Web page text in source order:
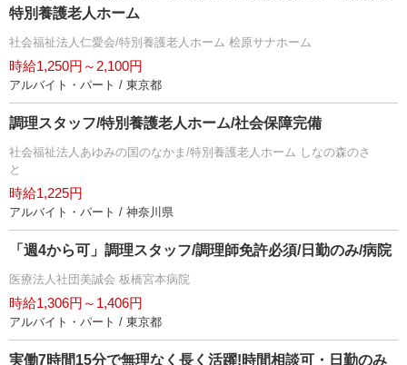
特別養護老人ホーム
社会福祉法人仁愛会/特別養護老人ホーム 桧原サナホーム
時給1,250円～2,100円
アルバイト・パート / 東京都
調理スタッフ/特別養護老人ホーム/社会保障完備
社会福祉法人あゆみの国のなかま/特別養護老人ホーム しなの森のさ
と
時給1,225円
アルバイト・パート / 神奈川県
「週4から可」調理スタッフ/調理師免許必須/日勤のみ/病院
医療法人社団美誠会 板橋宮本病院
時給1,306円～1,406円
アルバイト・パート / 東京都
実働7時間15分で無理なく長く活躍!時間相談可・日勤のみ